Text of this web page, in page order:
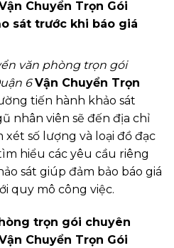
Chuyển Trọn Gói
sát trước khi báo giá
văn phòng trọn gói
6 Vận Chuyển Trọn
tiến hành khảo sát
nhân viên sẽ đến địa chỉ
số lượng và loại đồ đạc
hiểu các yêu cầu riêng
sát giúp đảm bảo báo giá
quy mô công việc.
trọn gói chuyên
Chuyển Trọn Gói